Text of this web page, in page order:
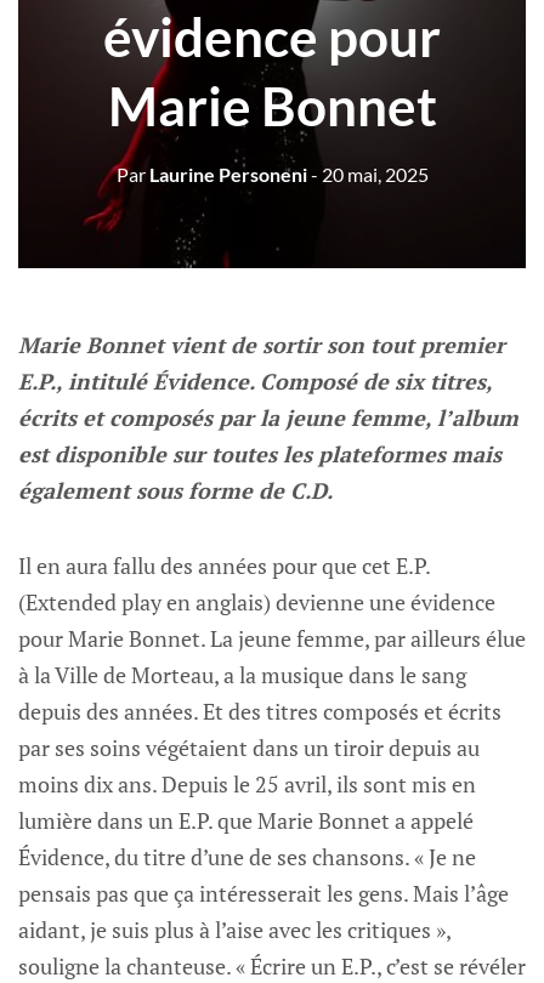
évidence pour
Marie Bonnet
ParLaurine Personeni- 20 mai, 2025
Marie Bonnet vient de sortir son tout premier
E.P., intitulé Évidence. Composé de six titres,
écrits et composés par la jeune femme, l’album
est disponible sur toutes les plateformes mais
également sous forme de C.D.
Il en aura fallu des années pour que cet E.P.
(Extended play en anglais) devienne une évidence
pour Marie Bonnet. La jeune femme, par ailleurs élue
à la Ville de Morteau, a la musique dans le sang
depuis des années. Et des titres composés et écrits
par ses soins végétaient dans un tiroir depuis au
moins dix ans. Depuis le 25 avril, ils sont mis en
lumière dans un E.P. que Marie Bonnet a appelé
Évidence, du titre d’une de ses chansons. « Je ne
pensais pas que ça intéresserait les gens. Mais l’âge
aidant, je suis plus à l’aise avec les critiques »,
souligne la chanteuse. « Écrire un E.P., c’est se révéler